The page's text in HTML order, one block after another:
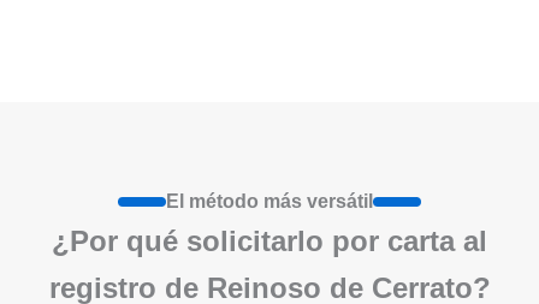
El método más versátil
¿Por qué solicitarlo por carta al
registro de Reinoso de Cerrato?